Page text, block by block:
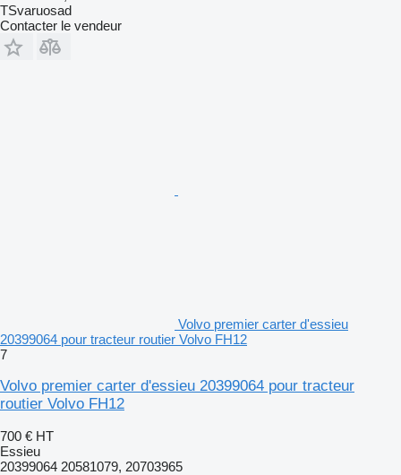
TSvaruosad
Contacter le vendeur
Volvo premier carter d'essieu
20399064 pour tracteur routier Volvo FH12
7
Volvo premier carter d'essieu 20399064 pour tracteur
routier Volvo FH12
700 € HT
Essieu
20399064 20581079, 20703965